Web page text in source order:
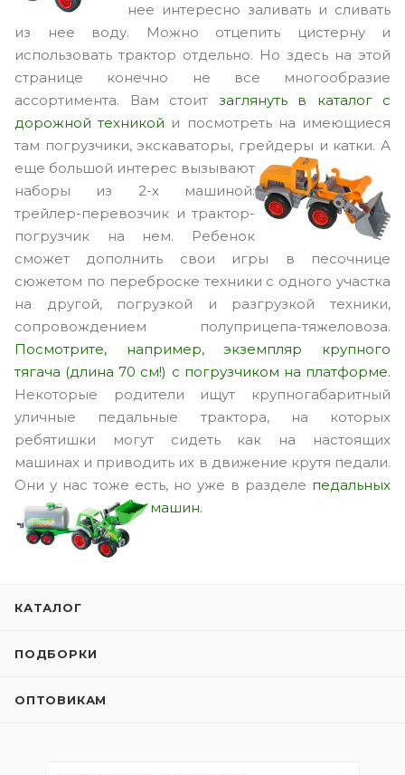
нее интересно заливать и сливать
из нее воду. Можно отцепить цистерну и
использовать трактор отдельно. Но здесь на этой
странице конечно не все многообразие
ассортимента. Вам стоит заглянуть в каталог с
дорожной техникой и посмотреть на имеющиеся
там погрузчики, экскаваторы, грейдеры и катки. А
еще большой интерес вызывают
наборы из 2-х машиной:
трейлер-перевозчик и трактор-
погрузчик на нем. Ребенок
сможет дополнить свои игры в песочнице
сюжетом по переброске техники с одного участка
на другой, погрузкой и разгрузкой техники,
сопровождением полуприцепа-тяжеловоза.
Посмотрите, например, экземпляр крупного
тягача (длина 70 см!) с погрузчиком на платформе.
Некоторые родители ищут крупногабаритный
уличные педальные трактора, на которых
ребятишки могут сидеть как на настоящих
машинах и приводить их в движение крутя педали.
Они у нас тоже есть, но уже в разделе педальных
машин.
КАТАЛОГ
ПОДБОРКИ
ОПТОВИКАМ